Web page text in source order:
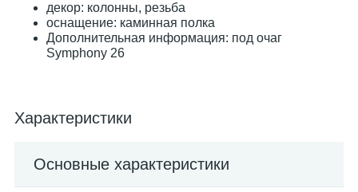
декор: колонны, резьба
оснащение: каминная полка
Дополнительная информация: под очаг
Symphony 26
Характеристики
Основные характеристики